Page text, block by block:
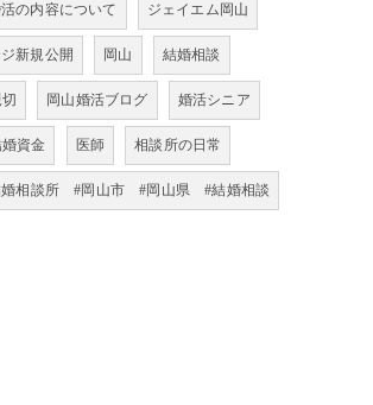
の内容について ジェイエム岡山
新規公開 岡山 結婚相談
岡山婚活ブログ 婚活シニア
資金 医師 相談所の日常
相談所 #岡山市 #岡山県 #結婚相談